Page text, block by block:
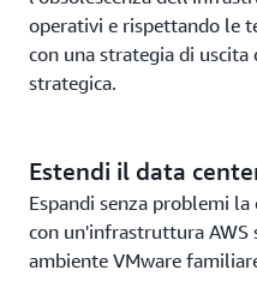
operativi e rispettando le
con una strategia di
strategica.
Estendi il data
Espandi senza problemi
con un'infrastruttura
ambiente VMware